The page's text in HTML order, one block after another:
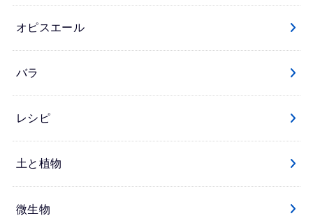
オピスエール
バラ
レシピ
土と植物
微生物